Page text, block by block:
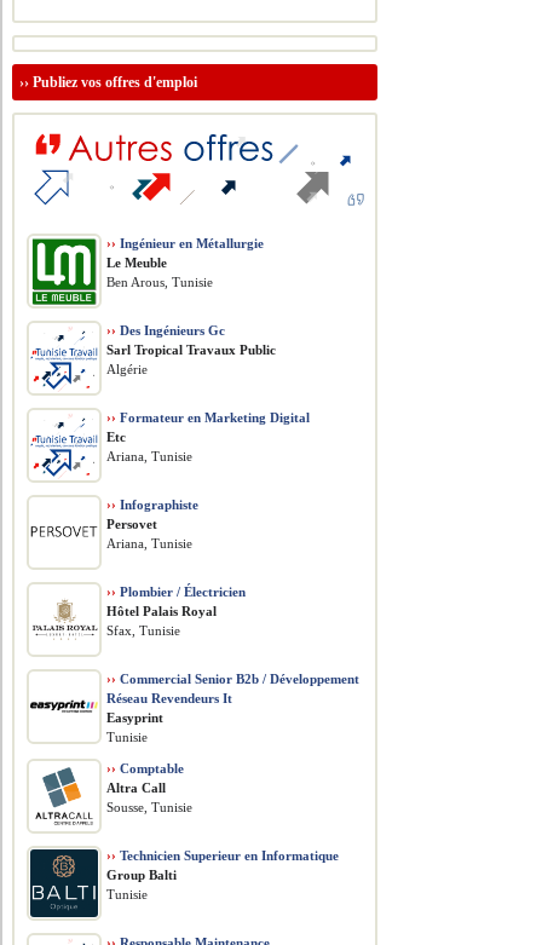
››Publiez vos offres d'emploi
›› Ingénieur en Métallurgie
Le Meuble
Ben Arous, Tunisie
›› Des Ingénieurs Gc
Sarl Tropical Travaux Public
Algérie
›› Formateur en Marketing Digital
Etc
Ariana, Tunisie
›› Infographiste
Persovet
Ariana, Tunisie
›› Plombier / Électricien
Hôtel Palais Royal
Sfax, Tunisie
›› Commercial Senior B2b / Développement
Réseau Revendeurs It
Easyprint
Tunisie
›› Comptable
Altra Call
Sousse, Tunisie
›› Technicien Superieur en Informatique
Group Balti
Tunisie